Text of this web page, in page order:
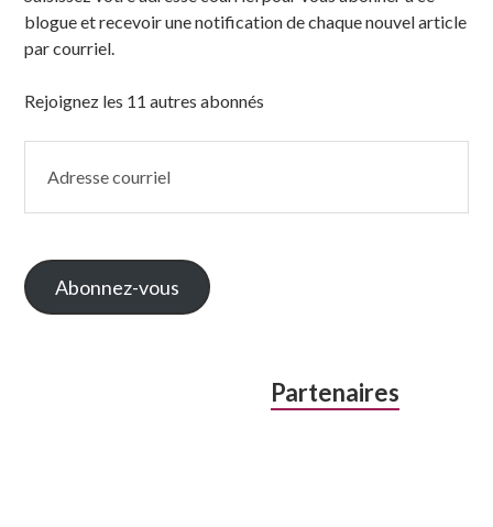
blogue et recevoir une notification de chaque nouvel article
par courriel.
Rejoignez les 11 autres abonnés
courriel
Abonnez-vous
Partenaires